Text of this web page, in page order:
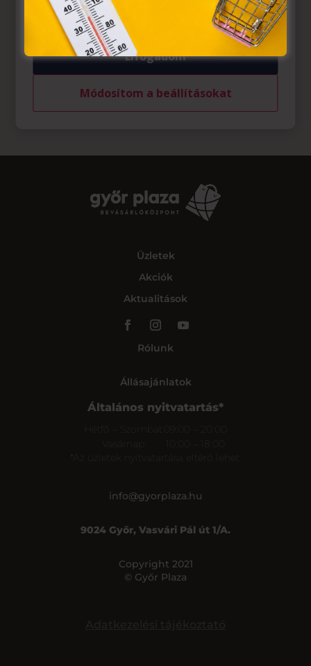
Üzletek
Akciók
Aktualitások
Rólunk
Állásajánlatok
Általános nyitvatartás*
*Az üzletek nyitvatartása eltérő lehet.
info@gyorplaza.hu
9024 Győr, Vasvári Pál út 1/A.
Copyright 2021
© Győr Plaza
tárolásához a felhasználók hozzájárulását kell kérniük.
Elfogadom
Módosítom a beállításokat